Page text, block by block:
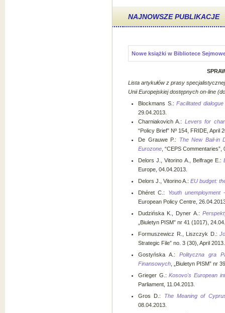
NAJNOWSZE PUBLIKACJE
Nowe książki w Bibliotece
Lista artykułów z prasy
Unii Europejskiejdostępnych on-line
Blockmans S.:Facilitated
29.04.2013.
Charniakovich A.: Levers for
“Policy Brief” Nº 154, FRIDE, April
De Grauwe P.:
The New Bail-in
Eurozone , “CEPS Commentaries”,
Delors J., Vitorino A., Belfrage E.:
Europe, 04.04.2013.
Delors J., Vitorino A.: EU budget:
Dhéret C.:
Youth
European Policy Centre,
Dudzińska K., Dyner A.:
„Biuletyn PISM” nr 41 (1017),
Formuszewicz R., Liszczyk D.:
Strategic File” no. 3 (30), April 2013.
Gostyńska A.:Polityczna gra
Finansowych , „Biuletyn PISM” nr
Grieger G.:Kosovo's European
Parliament, 11.04.2013.
Gros D.:
The Meaning of
08.04.2013.